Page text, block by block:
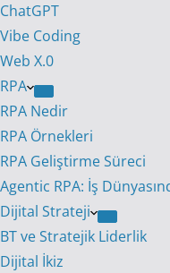
ChatGPT
Vibe Coding
Web X.0
RPA
RPA Nedir
RPA Örnekleri
RPA Geliştirme Süreci
Agentic RPA: İş
Dijital Strateji
BT ve Stratejik Liderlik
Dijital İkiz